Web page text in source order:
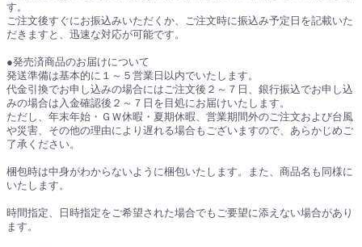
す。
ご注文後すぐにお振込みいただくか、ご注文時に振込み予定日を記載いた
だきますと、迅速な対応が可能です。
●発売済商品のお届けについて
発送準備は基本的に１～５営業日以内でいたします。
代金引換でお申し込みの場合にはご注文後２～７日、銀行振込でお申し込
みの場合は入金確認後２～７日を目処にお届けいたします。
ただし、年末年始・ＧＷ休暇・夏期休暇、営業期間外のご注文および台風
や災害、その他の理由により遅れる場合もございますので、あらかじめご
了承ください。
梱包時は中身がわからないように梱包いたします。また、商品名も同様に
いたします。
時間指定、日時指定をご希望された場合でもご要望に添えない場合があり
ます。